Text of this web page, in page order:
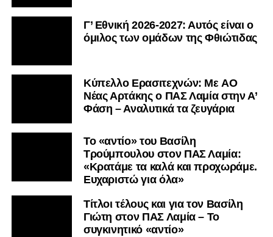
Γ’ Εθνική 2026-2027: Αυτός είναι ο
όμιλος των ομάδων της Φθιώτιδας
Kύπελλο Ερασιτεχνών: Με AO
Nέας Αρτάκης ο ΠΑΣ Λαμία στην Α’
Φάση – Αναλυτικά τα ζευγάρια
Το «αντίο» του Βασίλη
Τρούμπουλου στον ΠΑΣ Λαμία:
«Κρατάμε τα καλά και προχωράμε.
Ευχαριστώ για όλα»
Τίτλοι τέλους και για τον Βασίλη
Γιώτη στον ΠΑΣ Λαμία – Το
συγκινητικό «αντίο»